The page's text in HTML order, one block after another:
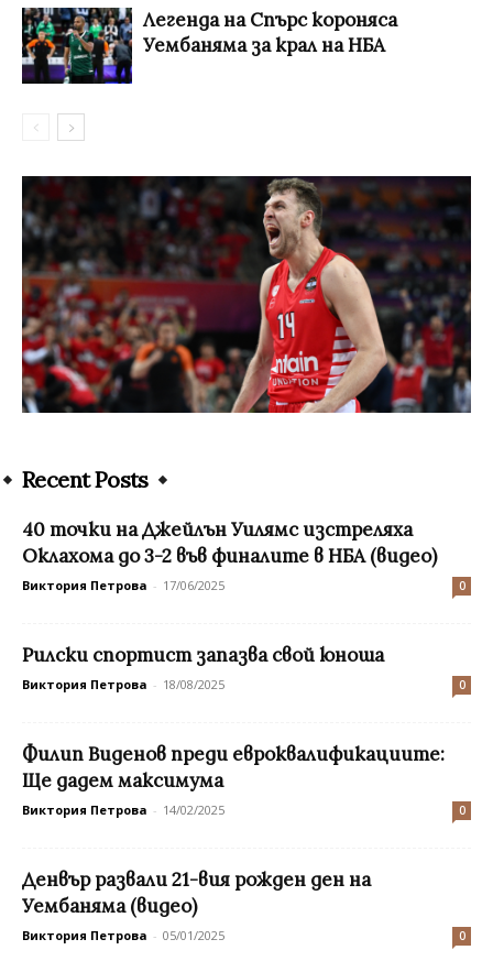
Легенда на Спърс короняса
Уембаняма за крал на НБА
Recent Posts
40 точки на Джейлън Уилямс изстреляха
Оклахома до 3-2 във финалите в НБА (видео)
Виктория Петрова - 17/06/2025 0
Рилски спортист запазва свой юноша
Виктория Петрова - 18/08/2025 0
Филип Виденов преди евроквалификациите:
Ще дадем максимума
Виктория Петрова - 14/02/2025 0
Денвър развали 21-вия рожден ден на
Уембаняма (видео)
Виктория Петрова - 05/01/2025 0